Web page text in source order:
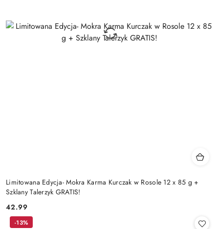
Limitowana Edycja- Mokra Karma Kurczak w Rosole 12 x 85 g +
Szklany Talerzyk GRATIS!
Cena:
42.99
-13%